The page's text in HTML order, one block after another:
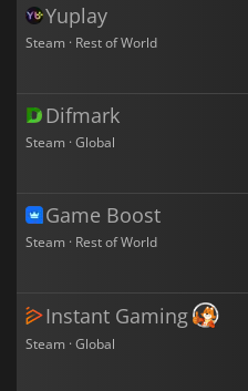
Yuplay
Steam · Rest of World
Difmark
Steam · Global
Game Boost
Steam · Rest of World
Instant Gaming
Steam · Global